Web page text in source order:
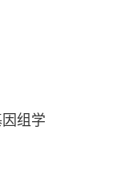
组学